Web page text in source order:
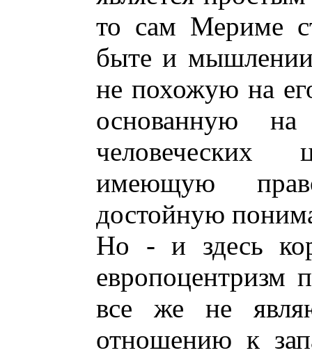
то сам Мериме
быте и мышлении
не похожую на
основанную на
имеющую
достойную
Но - и здесь
европоцентризм
все же не
отношению к